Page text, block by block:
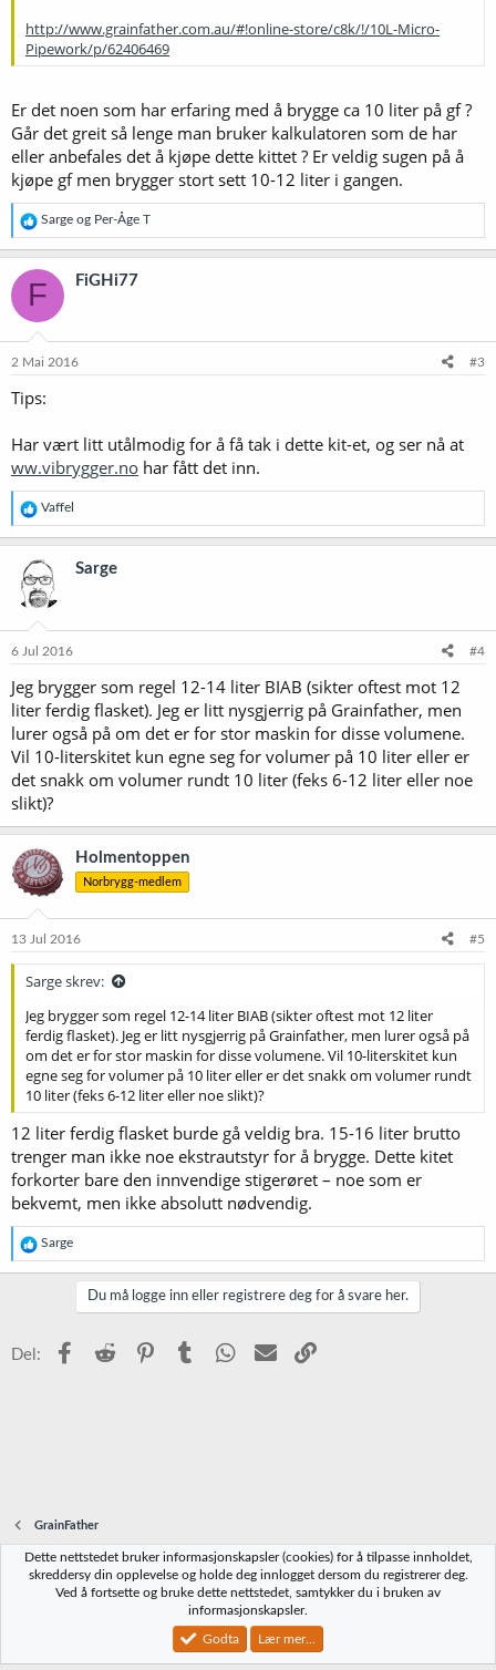
http://www.grainfather.com.au/#!online-store/c8k/!/10L-Micro-
Pipework/p/62406469
Er det noen som har erfaring med å brygge ca 10 liter på gf ?
Går det greit så lenge man bruker kalkulatoren som de har
eller anbefales det å kjøpe dette kittet ? Er veldig sugen på å
kjøpe gf men brygger stort sett 10-12 liter i gangen.
R
e
a
k
s
o
e
:
Sarge og Per-Åge T
F FiGHi77
2 Mai 2016 #3
Tips:
Har vært litt utålmodig for å få tak i dette kit-et, og ser nå at
ww.vibrygger.no har fått det inn.
R
e
a
k
s
j
o
e
:
Vaffel
Sarge
6 Jul 2016 #4
Jeg brygger som regel 12-14 liter BIAB (sikter oftest mot 12
liter ferdig flasket). Jeg er litt nysgjerrig på Grainfather, men
lurer også på om det er for stor maskin for disse volumene.
Vil 10-literskitet kun egne seg for volumer på 10 liter eller er
det snakk om volumer rundt 10 liter (feks 6-12 liter eller noe
slikt)?
Holmentoppen
Norbrygg-medlem
13 Jul 2016 #5
Sarge skrev:
Jeg brygger som regel 12-14 liter BIAB (sikter oftest mot 12 liter
ferdig flasket). Jeg er litt nysgjerrig på Grainfather, men lurer også på
om det er for stor maskin for disse volumene. Vil 10-literskitet kun
egne seg for volumer på 10 liter eller er det snakk om volumer rundt
10 liter (feks 6-12 liter eller noe slikt)?
12 liter ferdig flasket burde gå veldig bra. 15-16 liter brutto
trenger man ikke noe ekstrautstyr for å brygge. Dette kitet
forkorter bare den innvendige stigerøret – noe som er
bekvemt, men ikke absolutt nødvendig.
R
e
a
Sarge
Du må logge inn eller registrere deg for å svare her.
Del: Facebook
Reddit PinterestTumblr WhatsApp
E-post
GrainFather
Norbrygg-default
Vilkår og regler Personvernregler
Community platform by XenForo® © 2010-2023 XenForo Ltd.
Dette nettstedet bruker informasjonskapsler (cookies) for å tilpasse innholdet,
skreddersy din opplevelse og holde deg innlogget dersom du registrerer deg.
Ved å fortsette og bruke dette nettstedet, samtykker du i bruken av
informasjonskapsler.
Godta Lær mer...